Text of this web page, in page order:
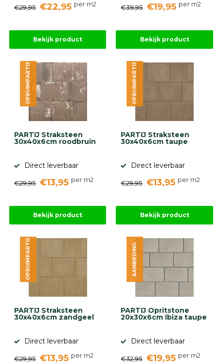
9.1
gebaseerd
ervaringen
€29,95 €22,95 per m2
Bekijk product
€39,95 €19,95 per m2
Bekijk product
PARTIJ Straksteen
30x40x6cm roodbruin
Direct leverbaar
€29,95 €13,95 per m2
OPRUIMPARTIJ
Bekijk product
PARTIJ Straksteen
30x40x6cm taupe
Direct leverbaar
€29,95 €13,95 per m2
OPRUIMPARTIJ
Bekijk product
PARTIJ Straksteen
30x40x6cm zandgeel
Direct leverbaar
€29,95 €13,95 per m2
OPRUIMPARTIJ
PARTIJ Opritstone
20x30x6cm Ibiza taupe
Direct leverbaar
€32,95 €19,95 per m2
AANBIEDING